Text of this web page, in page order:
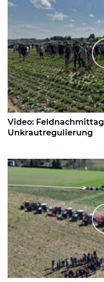
Video:
Unkrautregulierung